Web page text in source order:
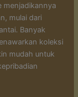
menjadikannya
mulai dari
Banyak
koleksi
mudah untuk